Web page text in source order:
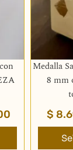
Medalla
8 mm
$